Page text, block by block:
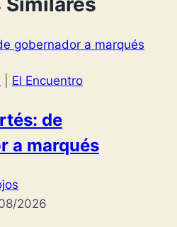
El Encuentro
de
a marqués
2026